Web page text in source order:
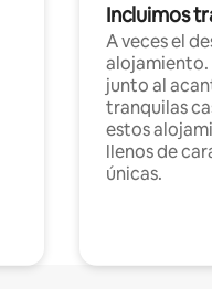
Incluimos
A veces el
alojamiento.
junto al
tranquilas
estos
llenos de
únicas.